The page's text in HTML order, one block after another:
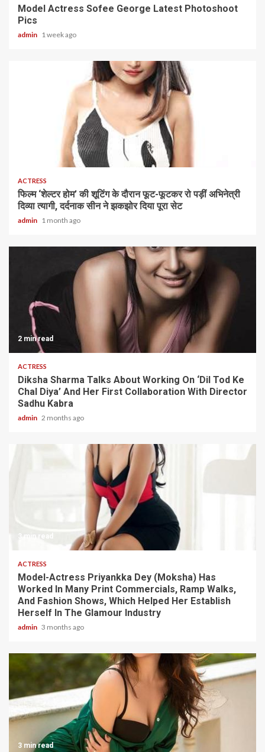
Model Actress Sofee George Latest Photoshoot
Pics
admin 1 week ago
ACTRESS
फिल्म ‘शेल्टर होम’ की शूटिंग के दौरान फूट-फूटकर रो पड़ीं अभिनेत्री
दिव्या त्यागी, दर्दनाक सीन ने झकझोर दिया पूरा सेट
admin 1 month ago
2 min read
ACTRESS
Diksha Sharma Talks About Working On ‘Dil Tod Ke
Chal Diya’ And Her First Collaboration With Director
Sadhu Kabra
admin 2 months ago
3 min read
ACTRESS
Model-Actress Priyankka Dey (Moksha) Has
Worked In Many Print Commercials, Ramp Walks,
And Fashion Shows, Which Helped Her Establish
Herself In The Glamour Industry
admin 3 months ago
3 min read